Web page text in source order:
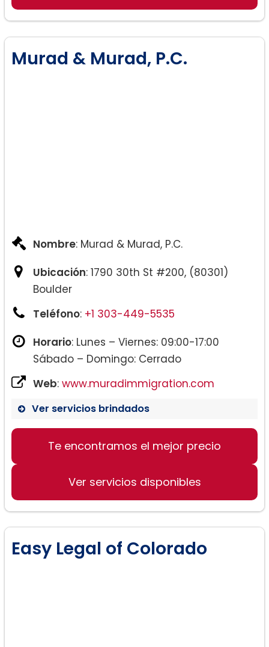
Murad & Murad, P.C.
Nombre: Murad & Murad, P.C.
Ubicación: 1790 30th St #200, (80301)
Boulder
Teléfono: +1 303-449-5535
Horario: Lunes – Viernes: 09:00-17:00
Sábado – Domingo: Cerrado
Web: www.muradimmigration.com
Ver servicios brindados
Te encontramos el mejor precio
Ver servicios disponibles
Easy Legal of Colorado